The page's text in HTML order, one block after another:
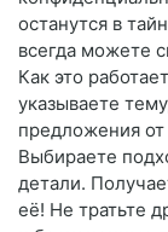
останутся в
всегда можете
Как это
указываете
предложения
Выбираете
детали.
её! Не тратьте